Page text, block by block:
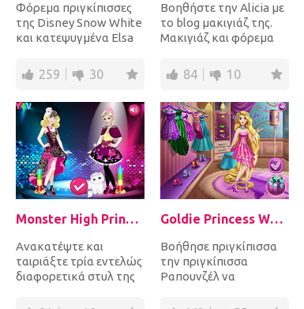
Φόρεμα πριγκίπισσες
της Disney Snow White
και κατεψυγμένα Elsa
κοστούμια superhero
και...
259 30
Βοηθήστε την Alicia με
το blog μακιγιάζ της.
Μακιγιάζ και φόρεμα
πριγκίπισσα και...
84 10
Monster High Princess Fashion Mix
Ανακατέψτε και
ταιριάξτε τρία εντελώς
διαφορετικά στυλ της
Monster High, Barbi...
Goldie Princess Wardrobe Cleaning
Βοήθησε πριγκίπισσα
την πριγκίπισσα
Ραπουνζέλ να
ντουλάπα της. Πρώτα